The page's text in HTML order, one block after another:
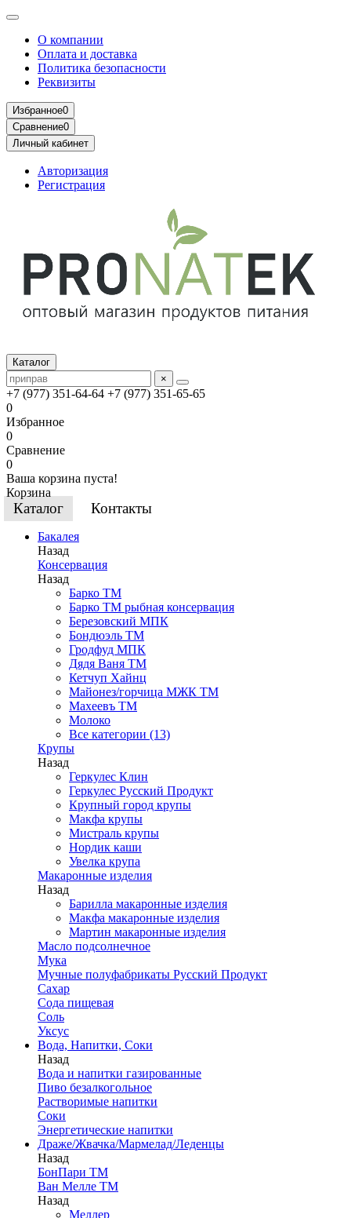
О компании
Оплата и доставка
Политика безопасности
Реквизиты
Избранное0
Сравнение0
Личный кабинет
Авторизация
Регистрация
Каталог
×
+7 (977) 351-64-64 +7 (977) 351-65-65
0
Избранное
0
Сравнение
0
Ваша корзина пуста!
Корзина
Каталог Контакты
Бакалея
Назад
Консервация
Назад
Барко ТМ
Барко ТМ рыбная консервация
Березовский МПК
Бондюэль ТМ
Гродфуд МПК
Дядя Ваня ТМ
Кетчуп Хайнц
Майонез/горчица МЖК ТМ
Махеевъ ТМ
Молоко
Все категории (13)
Крупы
Назад
Геркулес Клин
Геркулес Русский Продукт
Крупный город крупы
Макфа крупы
Мистраль крупы
Нордик каши
Увелка крупа
Макаронные изделия
Назад
Барилла макаронные изделия
Макфа макаронные изделия
Мартин макаронные изделия
Масло подсолнечное
Мука
Мучные полуфабрикаты Русский Продукт
Сахар
Сода пищевая
Соль
Уксус
Вода, Напитки, Соки
Назад
Вода и напитки газированные
Пиво безалкогольное
Растворимые напитки
Соки
Энергетические напитки
Драже/Жвачка/Мармелад/Леденцы
Назад
БонПари ТМ
Ван Мелле ТМ
Назад
Меллер